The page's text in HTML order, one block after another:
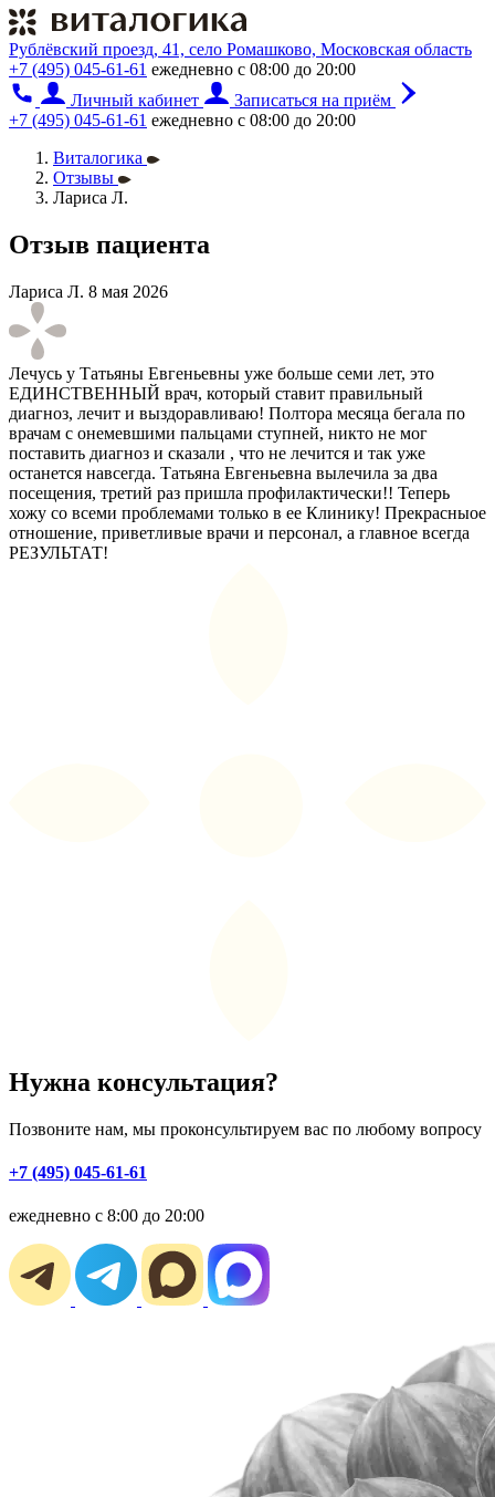
Рублёвский проезд, 41, село Ромашково, Московская область
+7 (495) 045-61-61 ежедневно с 08:00 до 20:00
Личный кабинет
Записаться на приём
+7 (495) 045-61-61 ежедневно с 08:00 до 20:00
Виталогика
Отзывы
Лариса Л.
Отзыв пациента
Лариса Л. 8 мая 2026
Лечусь у Татьяны Евгеньевны уже больше семи лет, это
ЕДИНСТВЕННЫЙ врач, который ставит правильный
диагноз, лечит и выздоравливаю! Полтора месяца бегала по
врачам с онемевшими пальцами ступней, никто не мог
поставить диагноз и сказали , что не лечится и так уже
останется навсегда. Татьяна Евгеньевна вылечила за два
посещения, третий раз пришла профилактически!! Теперь
хожу со всеми проблемами только в ее Клинику! Прекрасныое
отношение, приветливые врачи и персонал, а главное всегда
РЕЗУЛЬТАТ!
Нужна консультация?
Позвоните нам, мы проконсультируем вас по любому вопросу
+7 (495) 045-61-61
ежедневно с 8:00 до 20:00